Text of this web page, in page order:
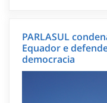
PARLASUL
Equador e
democracia